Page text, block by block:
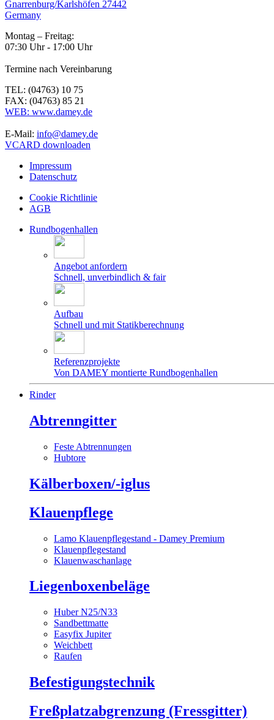
Gnarrenburg/Karlshöfen 27442
Germany
Montag – Freitag:
07:30 Uhr - 17:00 Uhr
Termine nach Vereinbarung
TEL: (04763) 10 75
FAX: (04763) 85 21
WEB: www.damey.de
E-Mail: info@damey.de
VCARD downloaden
Impressum
Datenschutz
Cookie Richtlinie
AGB
Rundbogenhallen
Angebot anfordern
Schnell, unverbindlich & fair
Aufbau
Schnell und mit Statikberechnung
Referenzprojekte
Von DAMEY montierte Rundbogenhallen
Rinder
Abtrenngitter
Feste Abtrennungen
Hubtore
Kälberboxen/-iglus
Klauenpflege
Lamo Klauenpflegestand - Damey Premium
Klauenpflegestand
Klauenwaschanlage
Liegenboxenbeläge
Huber N25/N33
Sandbettmatte
Easyfix Jupiter
Weichbett
Raufen
Befestigungstechnik
Freßplatzabgrenzung (Fressgitter)